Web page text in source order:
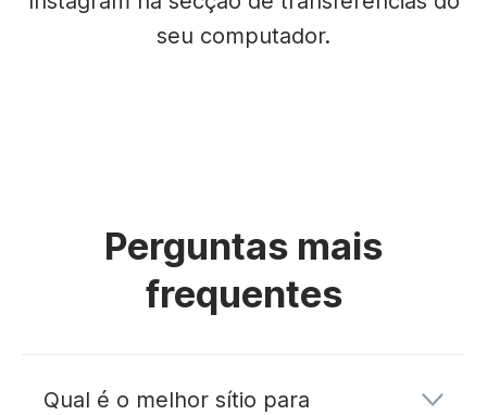
seu computador.
Perguntas mais
frequentes
Qual é o melhor sítio para